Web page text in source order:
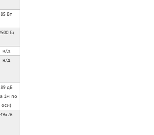
85 Вт
Гц
н/д
н/д
89 дБ
1м по
оси)
49x26